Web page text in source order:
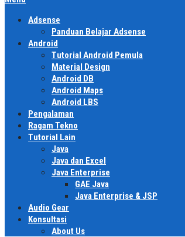
Adsense
Panduan Belajar Adsense
Android
Tutorial Android Pemula
Material Design
Android DB
Android Maps
Android LBS
Pengalaman
Ragam Tekno
Tutorial Lain
Java
Java dan Excel
Java Enterprise
GAE Java
Java Enterprise & JSP
Audio Gear
Konsultasi
About Us